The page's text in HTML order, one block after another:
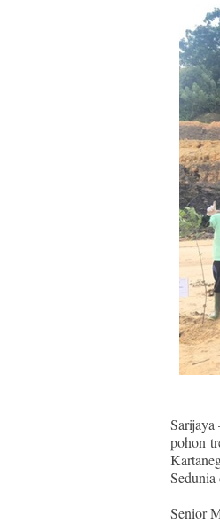
Sarijaya
pohon
Sedunia
Senior